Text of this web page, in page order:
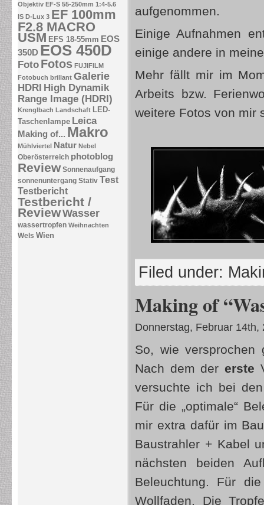
Objektiv EF-S 55-250mm 1:4-5.6
IS D-Lux 3 EF 100mm
F2.8 MACRO
USM EFS 18-55mm EOS
350D EOS 450D
Foto Fotos FUJIFILM
Fotobuch brillant Galerie
HDRI High Dynamik
Range Image (HDRI)
Krenglbach Landschaft LED-
Taschenlampe Leica
Making of... Makro
Mühlviertel Natur Nebel
Oberösterreich photoblog
Review Sonnenaufgang
sonnenuntergang Stativ Test
Testbericht
Testbericht /
ReviewWasser
wassertropfen Weihnachten
Wels Wien
aufgenommen.
Einige Aufnahmen
einige andere in
Mehr fällt mir im
Arbeits bzw.
weitere Fotos von mir
Filed under:
Making of
Donnerstag, Februar 14th,
So, wie
Nach dem der erste
versuchte ich bei
Für die „optimale“
mir extra dafür im
Baustrahler + Kabel
nächsten beiden
Beleuchtung. Für
Wollfaden. Die